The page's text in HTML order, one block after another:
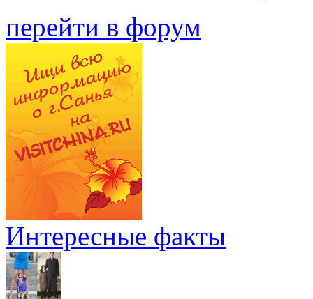
перейти в форум
Интересные факты